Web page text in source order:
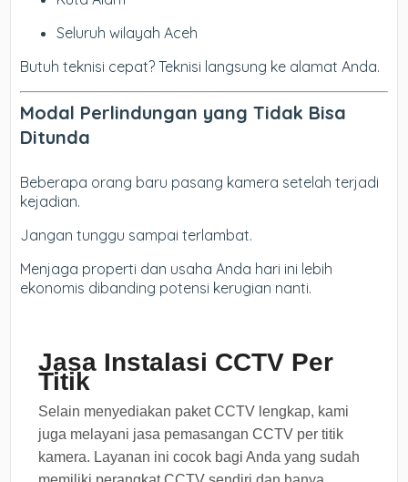
Seluruh wilayah Aceh
Butuh teknisi cepat? Teknisi langsung ke alamat Anda.
Modal Perlindungan yang Tidak Bisa
Ditunda
Beberapa orang baru pasang kamera setelah terjadi
kejadian.
Jangan tunggu sampai terlambat.
Menjaga properti dan usaha Anda hari ini lebih
ekonomis dibanding potensi kerugian nanti.
Jasa Instalasi CCTV Per
Titik
Selain menyediakan paket CCTV lengkap, kami
juga melayani jasa pemasangan CCTV per titik
kamera. Layanan ini cocok bagi Anda yang sudah